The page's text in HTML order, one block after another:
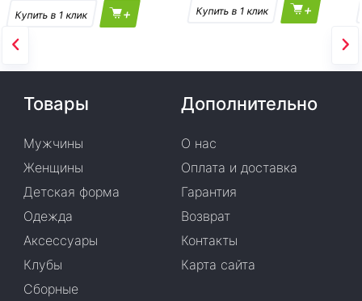
+ +
Товары
Мужчины
Женщины
Детская форма
Одежда
Аксессуары
Клубы
Сборные
Дополнительно
О нас
Оплата и доставка
Гарантия
Возврат
Контакты
Карта сайта